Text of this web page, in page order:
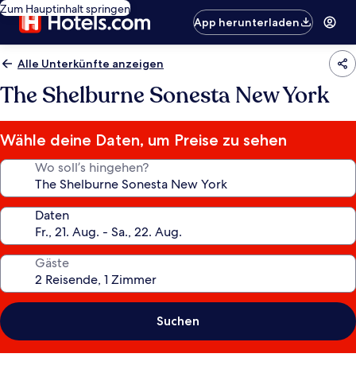
Zum Hauptinhalt springen
App herunterladen
Alle Unterkünfte anzeigen
The Shelburne Sonesta New York
Wähle deine Daten, um Preise zu sehen
Wo soll’s hingehen?
Daten
Gäste
Suchen